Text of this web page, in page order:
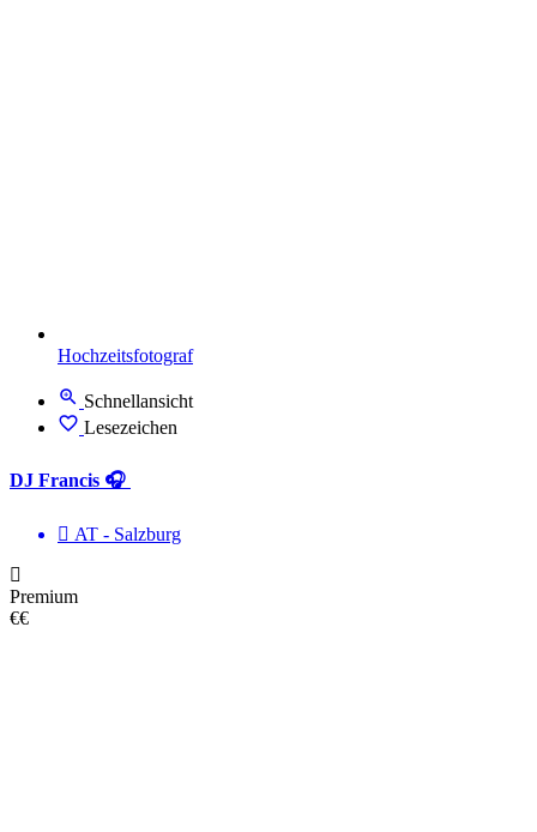
Hochzeitsfotograf
Schnellansicht
Lesezeichen
DJ Francis 🎧
AT - Salzburg
Premium
€€